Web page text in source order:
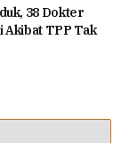
38 Dokter
Akibat TPP Tak